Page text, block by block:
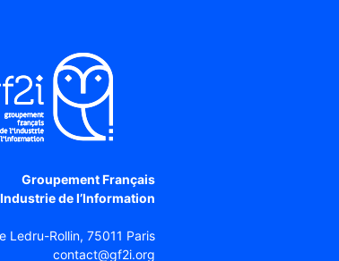
Groupement Français
de l’Information
Ledru-Rollin, 75011 Paris
contact@gf2i.org